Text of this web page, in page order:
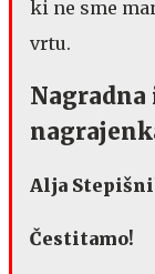
ki ne sme
vrtu.
Nagradna
Alja
Čestitamo!